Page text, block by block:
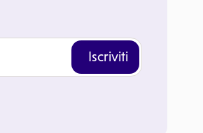
Iscriviti